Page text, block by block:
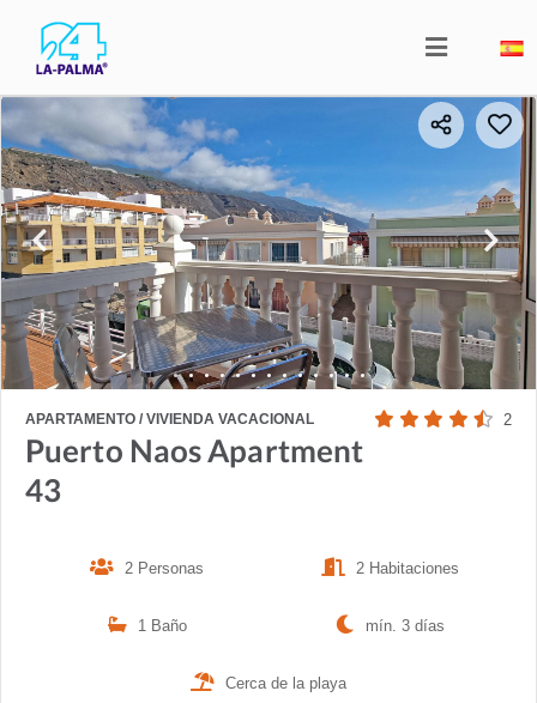
APARTAMENTO / VIVIENDA VACACIONAL 2
Puerto Naos Apartment
43
2 Personas 2 Habitaciones
1 Baño mín. 3 días
Cerca de la playa